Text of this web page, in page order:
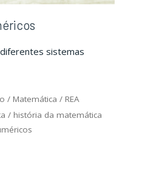
sistemas
/ Matemática / REA
/ história da matemática